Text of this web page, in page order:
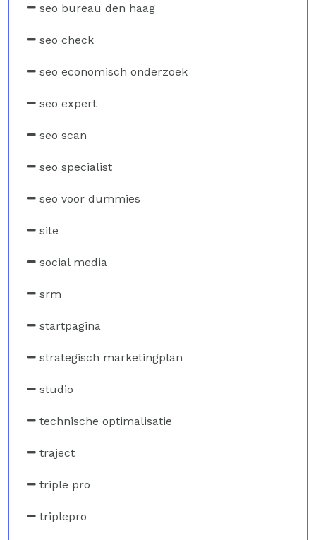
seo bureau den haag
seo check
seo economisch onderzoek
seo expert
seo scan
seo specialist
seo voor dummies
site
social media
srm
startpagina
strategisch marketingplan
studio
technische optimalisatie
traject
triple pro
triplepro